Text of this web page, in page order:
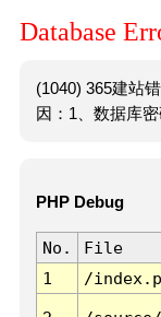
Database
(1040) 365建站
因：1、数据库
PHP Debug
No. File
1
/